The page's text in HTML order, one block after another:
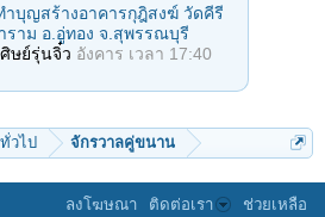
ำบุญสร้างอาคารกุฎิสงฆ์ วัดคีรี
ราม อ.อู่ทอง จ.สุพรรณบุรี
ศิษย์รุ่นจิ๋ว อังคาร เวลา 17:40
ทั่วไป จักรวาลคู่ขนาน
ลงโฆษณา ติดต่อเรา ช่วยเหลือ